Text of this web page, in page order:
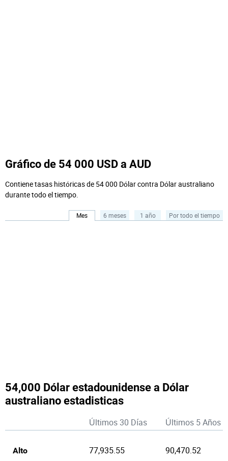
Gráfico de 54 000 USD a AUD
Contiene tasas históricas de 54 000 Dólar contra Dólar australiano
durante todo el tiempo.
Mes 6 meses 1 año Por todo el tiempo
54,000 Dólar estadounidense a Dólar
australiano estadisticas
Últimos 30 Días Últimos 5 Años
Alto 77,935.55 90,470.52